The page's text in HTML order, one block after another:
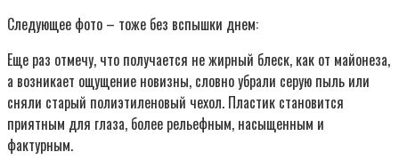
Следующее фото – тоже без вспышки днем:
Еще раз отмечу, что получается не жирный блеск, как от майонеза,
а возникает ощущение новизны, словно убрали серую пыль или
сняли старый полиэтиленовый чехол. Пластик становится
приятным для глаза, более рельефным, насыщенным и
фактурным.